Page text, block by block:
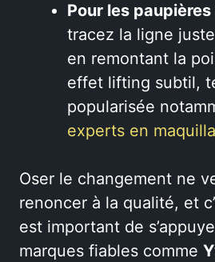
Pour les
tracez la ligne
en remontant la
effet lifting subtil,
popularisée
experts en
Oser le changement ne
renoncer à la qualité, et
est important de
marques fiables comme